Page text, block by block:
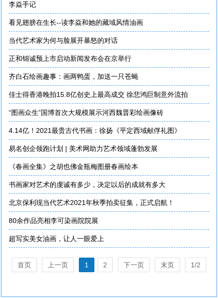
李焱手记
看见翅膀在生长--读李焱和她的藏域风情油画
当代艺术家为何与脸展开暴怒的对话
正和锦诚预上市启动新闻发布会在京举行
齐白石绘画趣事：画两鸭蛋，加送一只苍蝇
佳士得香港晚拍15.8亿创史上最高成交 徐悲鸿巨制意外流拍
“图画众生”国博首次大规模展示河西魏晋彩绘画像砖
4.14亿！2021最贵古代书画：徐扬《平定西域献俘礼图》
易名创企领跑计划 | 美术网助力艺术领域蓬勃发展
《春画全集》之胡也佛金瓶梅图册春画绘本
书画家对艺术的虔诚有多少，决定以后的成就有多大
北京保利现当代艺术2021年秋季拍卖征集，正式启航！
80余作品亮相李可染画院院展
超写实美女油画，让人一眼爱上
首页 上一页 1 2 下一页 末页 1/2